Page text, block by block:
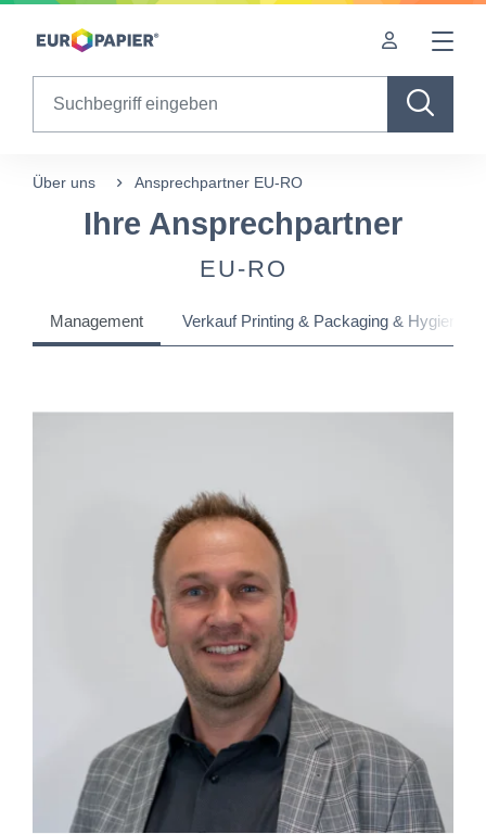
Table Of Content
Ihre Ansprechpartner
Über uns Ansprechpartner EU-RO
Ihre Ansprechpartner
EU-RO
Management Verkauf Printing & Packaging & Hygiene